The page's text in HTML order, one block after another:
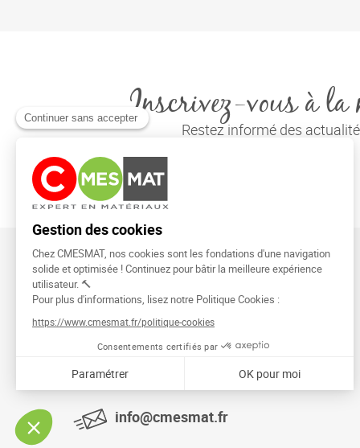
Inscrivez-vous à la
Restez informé des
CMESMAT
91026 EVRY COURCOURONNES
info@cmesmat.fr